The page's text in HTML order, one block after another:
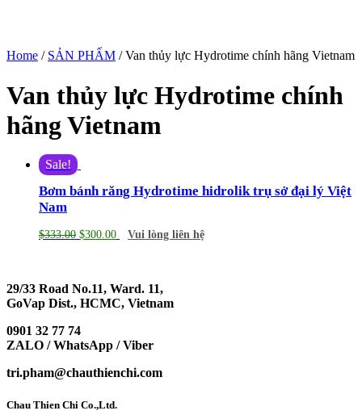
Home / SẢN PHẨM / Van thủy lực Hydrotime chính hãng Vietnam
Van thủy lực Hydrotime chính
hãng Vietnam
Sale!
Bơm bánh răng Hydrotime hidrolik trụ sở đại lý Việt
Nam
$333.00 $300.00 Vui lòng liên hệ
29/33 Road No.11, Ward. 11,
GoVap Dist., HCMC, Vietnam
0901 32 77 74
ZALO / WhatsApp / Viber
tri.pham@chauthienchi.com
Chau Thien Chi Co.,Ltd.